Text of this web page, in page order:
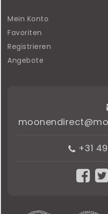
Mein Konto
Favoriten
Registrieren
Angebote
+31